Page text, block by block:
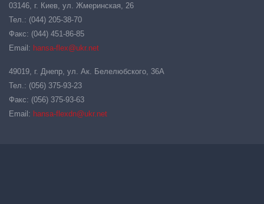
03146, г. Киев, ул. Жмеринская, 26
Тел.: (044) 205-38-70
Факс: (044) 451-86-85
Email: hansa-flex@ukr.net
49019, г. Днепр, ул. Ак. Белелюбского, 36А
Тел.: (056) 375-93-23
Факс: (056) 375-93-63
Email: hansa-flexdn@ukr.net